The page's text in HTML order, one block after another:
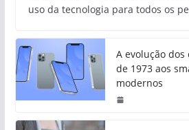
uso da tecnologia para todos os
A evolução
de 1973 aos
modernos